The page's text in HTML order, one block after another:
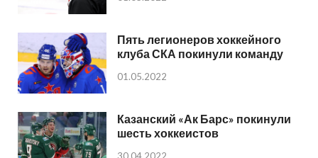
Пять легионеров хоккейного
клуба СКА покинули команду
01.05.2022
Казанский «Ак Барс» покинули
шесть хоккеистов